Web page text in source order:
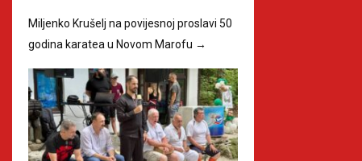
Miljenko Krušelj na povijesnoj proslavi 50
godina karatea u Novom Marofu →